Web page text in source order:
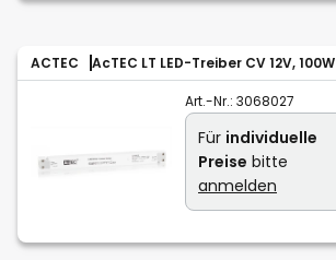
ACTEC AcTEC LT LED-Treiber CV 12V, 100W
Art.-Nr.: 3068027
Für individuelle
Preise bitte
anmelden